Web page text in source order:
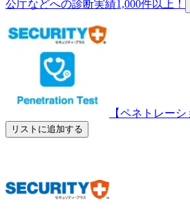
公庁などへの診断実績1,000件以上！
【ペネトレーシ
リストに追加する